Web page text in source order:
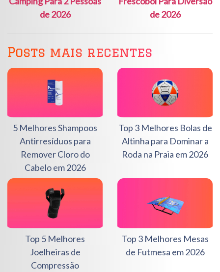
de 2026
de 2026
Posts mais recentes
5 Melhores Shampoos
Antirresíduos para
Remover Cloro do
Cabelo em 2026
Top 3 Melhores Bolas de
Altinha para Dominar a
Roda na Praia em 2026
Top 5 Melhores
Joelheiras de
Compressão
Top 3 Melhores Mesas
de Futmesa em 2026